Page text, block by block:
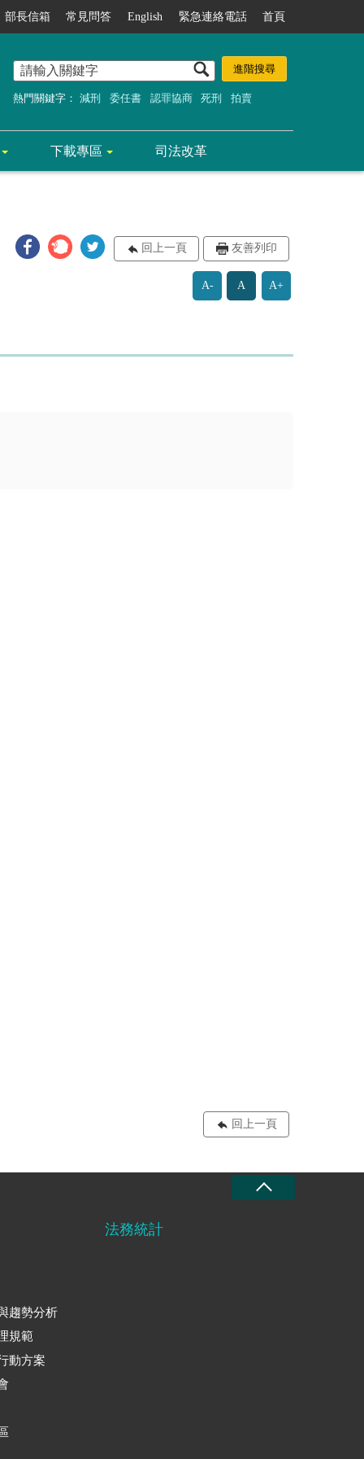
部長信箱 常見問答 English 緊急連絡電話 首頁
熱門關鍵字： 減刑 委任書 認罪協商 死刑 拍賣
下載專區 司法改革
回上一頁 友善列印
A- A A+
回上一頁
趨勢分析
規範
動方案
法務統計